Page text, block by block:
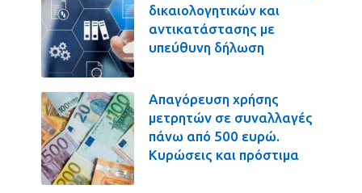
δικαιολογητικών και
αντικατάστασης με
υπεύθυνη δήλωση
Απαγόρευση χρήσης
μετρητών σε συναλλαγές
πάνω από 500 ευρώ.
Κυρώσεις και πρόστιμα